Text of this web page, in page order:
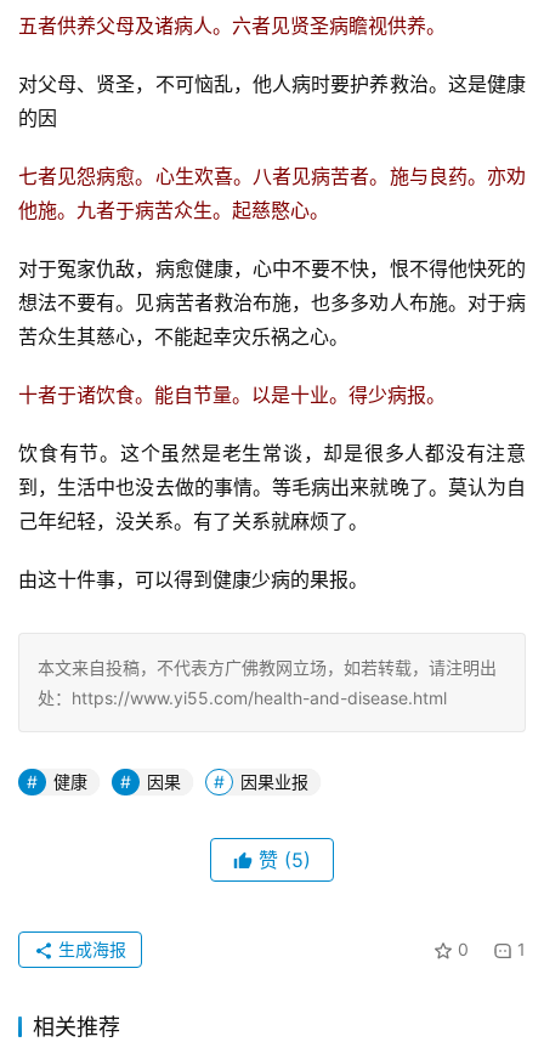
五者供养父母及诸病人。六者见贤圣病瞻视供养。
对父母、贤圣，不可恼乱，他人病时要护养救治。这是健康
的因
七者见怨病愈。心生欢喜。八者见病苦者。施与良药。亦劝
他施。九者于病苦众生。起慈愍心。
对于冤家仇敌，病愈健康，心中不要不快，恨不得他快死的
想法不要有。见病苦者救治布施，也多多劝人布施。对于病
苦众生其慈心，不能起幸灾乐祸之心。
十者于诸饮食。能自节量。以是十业。得少病报。
饮食有节。这个虽然是老生常谈，却是很多人都没有注意
到，生活中也没去做的事情。等毛病出来就晚了。莫认为自
己年纪轻，没关系。有了关系就麻烦了。
由这十件事，可以得到健康少病的果报。
本文来自投稿，不代表方广佛教网立场，如若转载，请注明出
处：https://www.yi55.com/health-and-disease.html
健康 因果 因果业报
赞 (5)
0 1
生成海报
相关推荐